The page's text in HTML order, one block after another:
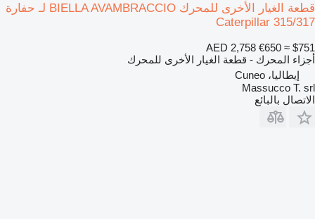
قطعة الغيار الأخرى للمحرك BIELLA AVAMBRACCIO لـ حفارة
Caterpillar 315/317
AED 2,758 €650 ≈ $751
أجزاء المحرك - قطعة الغيار الأخرى للمحرك
إيطاليا، Cuneo
Massucco T. srl
الاتصال بالبائع